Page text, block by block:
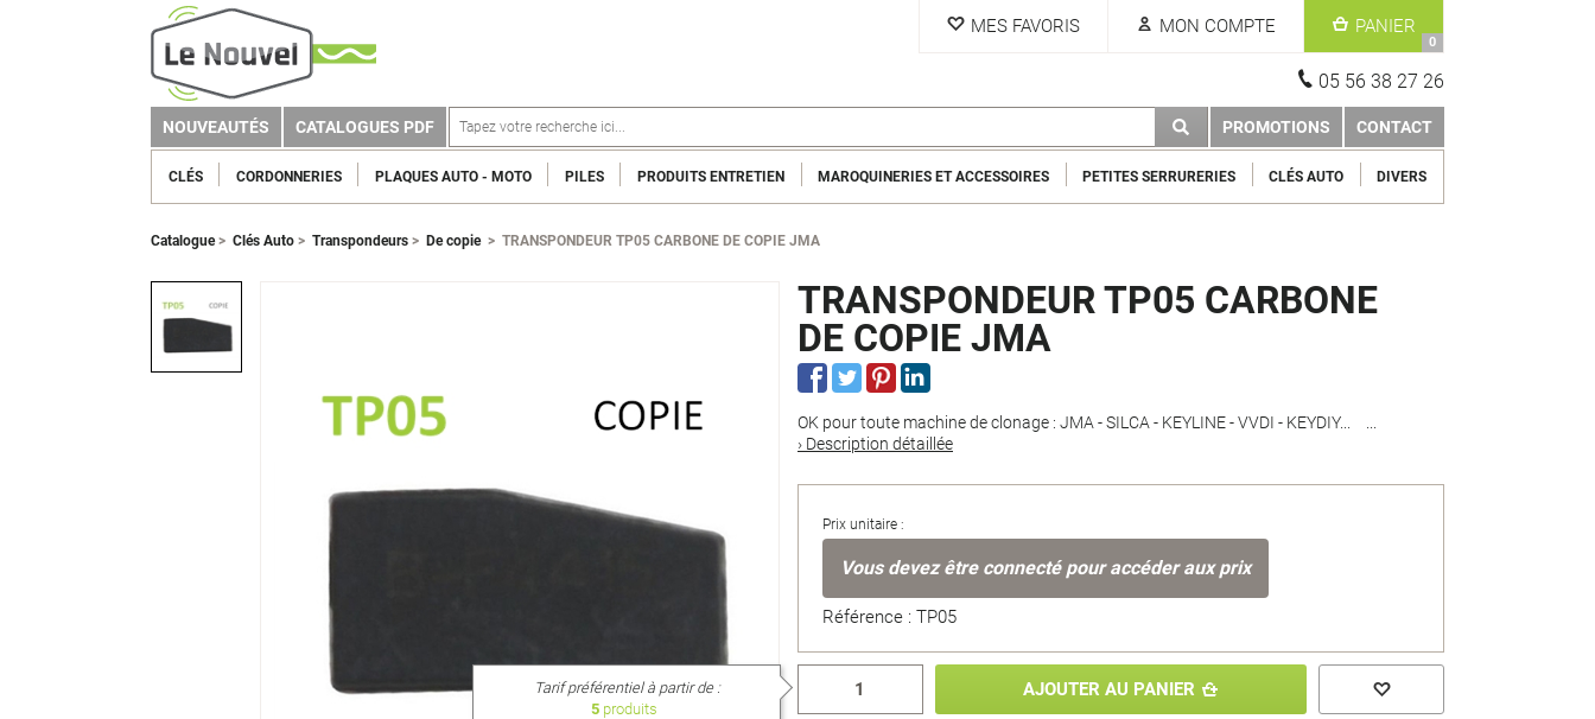
MES FAVORIS MON COMPTE PANIER
0
05 56 38 27 26
NOUVEAUTÉS CATALOGUES PDF PROMOTIONS CONTACT
CLÉS CORDONNERIES PLAQUES AUTO - MOTO PILES PRODUITS ENTRETIEN MAROQUINERIES ET ACCESSOIRES PETITES SERRURERIES CLÉS AUTO DIVERS
Catalogue> Clés Auto > Transpondeurs > De copie> TRANSPONDEUR TP05 CARBONE DE COPIE JMA
TRANSPONDEUR TP05 CARBONE
DE COPIE JMA
OK pour toute machine de clonage : JMA - SILCA - KEYLINE - VVDI - KEYDIY...
› Description détaillée
Prix unitaire :
Vous devez être connecté pour accéder aux prix
Référence : TP05
Tarif préférentiel à partir de :
5produits
AJOUTER AU PANIER